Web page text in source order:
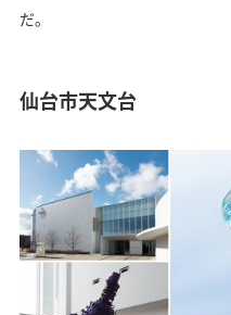
だ。
仙台市天文台